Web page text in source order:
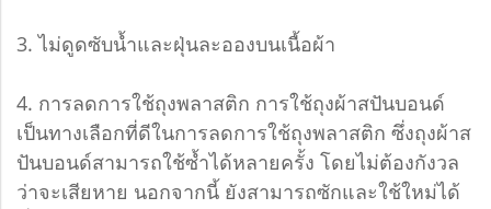
3. ไม่ดูดซับน้ำและฝุ่นละอองบนเนื้อผ้า
4. การลดการใช้ถุงพลาสติก การใช้ถุงผ้าสปันบอนด์
เป็นทางเลือกที่ดีในการลดการใช้ถุงพลาสติก ซึ่งถุงผ้าส
ปันบอนด์สามารถใช้ซ้ำได้หลายครั้ง โดยไม่ต้องกังวล
ว่าจะเสียหาย นอกจากนี้ ยังสามารถซักและใช้ใหม่ได้